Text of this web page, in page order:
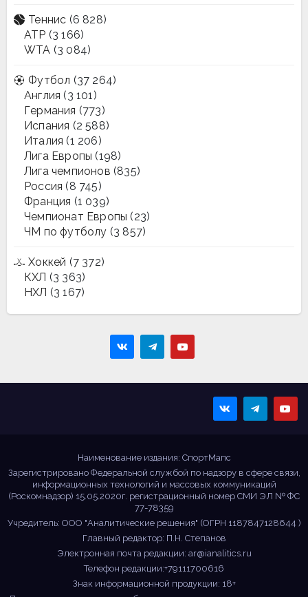
Теннис (6 828)
ATP (3 166)
WTA (3 084)
Футбол (37 264)
Англия (3 101)
Германия (773)
Испания (2 588)
Италия (1 206)
Лига Европы (198)
Лига чемпионов (835)
Россия (8 745)
Франция (1 039)
Чемпионат Европы (23)
ЧМ по футболу (3 857)
Хоккей (7 372)
КХЛ (3 363)
НХЛ (3 167)
Наименование издания: СпортМапс
Зарегистрировано Федеральной службой по надзору в сфере связи,
информационных технологий и массовых коммуникаций
(Роскомнадзор) 15.05.2020г. регистрационный номер СМИ ЭЛ № ФС
77-78359
Учредитель: ООО "Аналитические решения" (ОГРН 1187847128644 )
Главный редактор: П.Н. Степанов
Электронная почта редакции: ar@ianalitics.ru
Телефон редакции:+79111700616
Знак информационной продукции: 18+